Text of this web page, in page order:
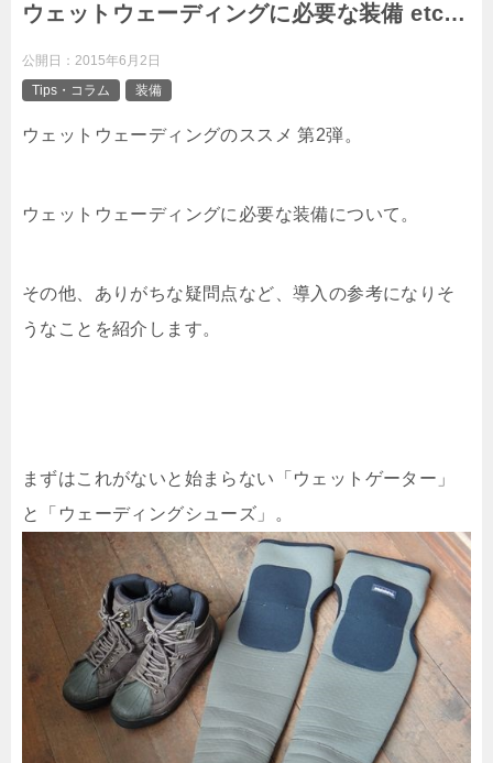
ウェットウェーディングに必要な装備 etc…
公開日： 2015年6月2日
Tips・コラム
装備
ウェットウェーディングのススメ 第2弾。
ウェットウェーディングに必要な装備について。
その他、ありがちな疑問点など、導入の参考になりそ
うなことを紹介します。
まずはこれがないと始まらない「ウェットゲーター」
と「ウェーディングシューズ」。